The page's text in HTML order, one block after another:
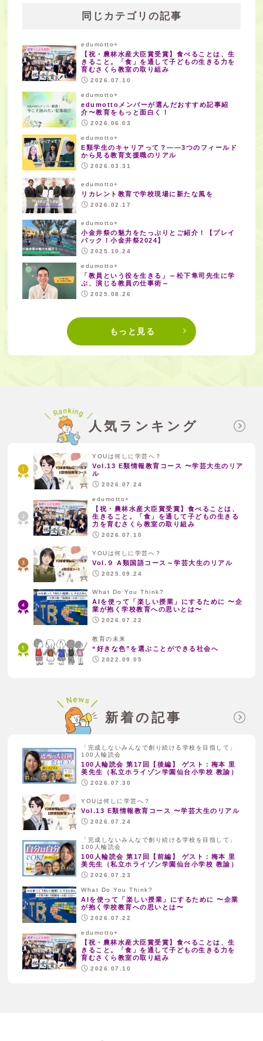
同じカテゴリの記事
edumotto+
【祝・農林水産大臣賞受賞】食べることは、生
きること。「食」を通して子どもの生きる力を
育むさくら教室の取り組み
2026.07.10
edumotto+
edumottoメンバーが選んだおすすめ記事紹
介〜教育をもっと面白く！
2026.06.03
edumotto+
E類学生のキャリアって？——3つのフィールド
から見る教育支援職のリアル
2026.03.31
edumotto+
リカレント教育で学校現場に新たな風を
2026.02.17
edumotto+
小金井祭の魅力をたっぷりとご紹介！【プレイ
バック！小金井祭2024】
2025.10.24
edumotto+
「教員という役を生きる」～松下隼司先生に学
ぶ、演じる教員の仕事術～
2025.08.26
もっと見る
人気ランキング
YOUは何しに学芸へ？
Vol.13 E類情報教育コース 〜学芸大生のリア
ル
2026.07.24
edumotto+
【祝・農林水産大臣賞受賞】食べることは、
生きること。「食」を通して子どもの生きる
力を育むさくら教室の取り組み
2026.07.10
YOUは何しに学芸へ？
Vol.９ A類国語コース～学芸大生のリアル
2025.09.24
What Do You Think?
AIを使って「楽しい授業」にするために 〜企
業が抱く学校教育への思いとは〜
2026.07.22
教育の未来
“好きな色”を選ぶことができる社会へ
2022.09.05
新着の記事
「完成しないみんなで創り続ける学校を目指して」
100人輪読会
100人輪読会 第17回【後編】 ゲスト：梅本 里
美先生（私立ホライゾン学園仙台小学校 教諭）
2026.07.30
YOUは何しに学芸へ？
Vol.13 E類情報教育コース 〜学芸大生のリアル
2026.07.24
「完成しないみんなで創り続ける学校を目指して」
100人輪読会
100人輪読会 第17回【前編】 ゲスト：梅本 里
美先生（私立ホライゾン学園仙台小学校 教諭）
2026.07.23
What Do You Think?
AIを使って「楽しい授業」にするために 〜企業
が抱く学校教育への思いとは〜
2026.07.22
edumotto+
【祝・農林水産大臣賞受賞】食べることは、生
きること。「食」を通して子どもの生きる力を
育むさくら教室の取り組み
2026.07.10